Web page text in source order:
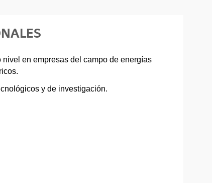
en empresas del campo de energías
y de investigación.